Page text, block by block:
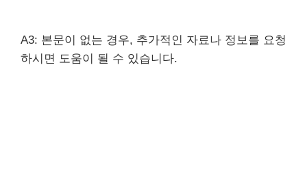
A3: 본문이 없는 경우, 추가적인 자료나 정보를 요청
하시면 도움이 될 수 있습니다.